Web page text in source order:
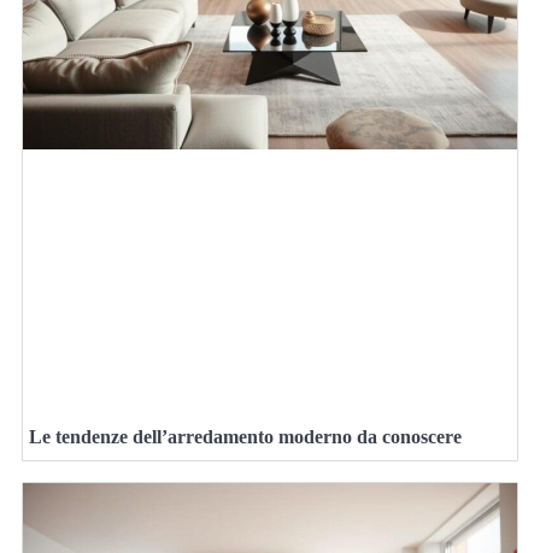
Le tendenze dell’arredamento moderno da conoscere